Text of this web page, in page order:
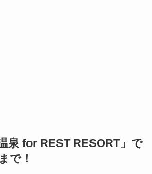
泉 for REST RESORT」で
で！